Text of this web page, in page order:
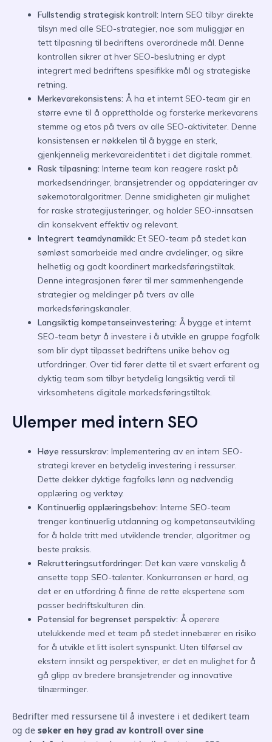
Fullstendig strategisk kontroll: Intern SEO tilbyr direkte
tilsyn med alle SEO-strategier, noe som muliggjør en
tett tilpasning til bedriftens overordnede mål. Denne
kontrollen sikrer at hver SEO-beslutning er dypt
integrert med bedriftens spesifikke mål og strategiske
retning.
Merkevarekonsistens: Å ha et internt SEO-team gir en
større evne til å opprettholde og forsterke merkevarens
stemme og etos på tvers av alle SEO-aktiviteter. Denne
konsistensen er nøkkelen til å bygge en sterk,
gjenkjennelig merkevareidentitet i det digitale rommet.
Rask tilpasning: Interne team kan reagere raskt på
markedsendringer, bransjetrender og oppdateringer av
søkemotoralgoritmer. Denne smidigheten gir mulighet
for raske strategijusteringer, og holder SEO-innsatsen
din konsekvent effektiv og relevant.
Integrert teamdynamikk: Et SEO-team på stedet kan
sømløst samarbeide med andre avdelinger, og sikre
helhetlig og godt koordinert markedsføringstiltak.
Denne integrasjonen fører til mer sammenhengende
strategier og meldinger på tvers av alle
markedsføringskanaler.
Langsiktig kompetanseinvestering: Å bygge et internt
SEO-team betyr å investere i å utvikle en gruppe fagfolk
som blir dypt tilpasset bedriftens unike behov og
utfordringer. Over tid fører dette til et svært erfarent og
dyktig team som tilbyr betydelig langsiktig verdi til
virksomhetens digitale markedsføringstiltak.
Ulemper med intern SEO
Høye ressurskrav: Implementering av en intern SEO-
strategi krever en betydelig investering i ressurser.
Dette dekker dyktige fagfolks lønn og nødvendig
opplæring og verktøy.
Kontinuerlig opplæringsbehov: Interne SEO-team
trenger kontinuerlig utdanning og kompetanseutvikling
for å holde tritt med utviklende trender, algoritmer og
beste praksis.
Rekrutteringsutfordringer: Det kan være vanskelig å
ansette topp SEO-talenter. Konkurransen er hard, og
det er en utfordring å finne de rette ekspertene som
passer bedriftskulturen din.
Potensial for begrenset perspektiv: Å operere
utelukkende med et team på stedet innebærer en risiko
for å utvikle et litt isolert synspunkt. Uten tilførsel av
ekstern innsikt og perspektiver, er det en mulighet for å
gå glipp av bredere bransjetrender og innovative
tilnærminger.
Bedrifter med ressursene til å investere i et dedikert team
og de søker en høy grad av kontroll over sine